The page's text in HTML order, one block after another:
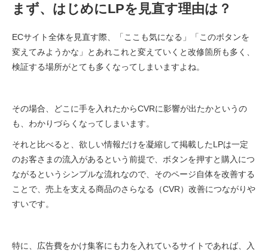
まず、はじめにLPを見直す理由は？
ECサイト全体を見直す際、「ここも気になる」「このボタンを
変えてみようかな」とあれこれと変えていくと改修箇所も多く、
検証する場所がとても多くなってしまいますよね。
その場合、どこに手を入れたからCVRに影響が出たかというの
も、わかりづらくなってしまいます。
それと比べると、欲しい情報だけを凝縮して掲載したLPは一定
のお客さまの流入があるという前提で、ボタンを押すと購入につ
ながるというシンプルな流れなので、そのページ自体を改善する
ことで、売上を支える商品のさらなる（CVR）改善につながりや
すいです。
特に、広告費をかけ集客にも力を入れているサイトであれば、入